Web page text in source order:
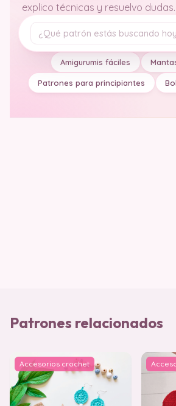
explico técnicas y resuelvo
Tu pregunta
Amigurumis fáciles
Patrones para principiantes
Patrones relacionados
Accesorios crochet